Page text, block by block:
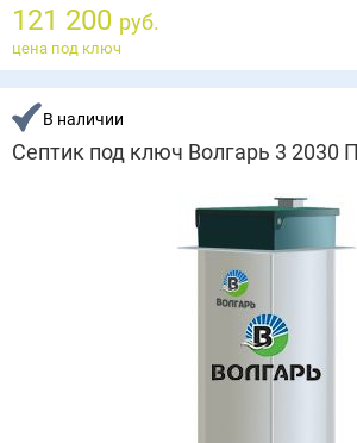
121 200 руб.
цена под ключ
В наличии
Септик под ключ Волгарь 3 2030 П